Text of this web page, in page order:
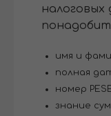
налоговых
имя и
полная
номер
знание